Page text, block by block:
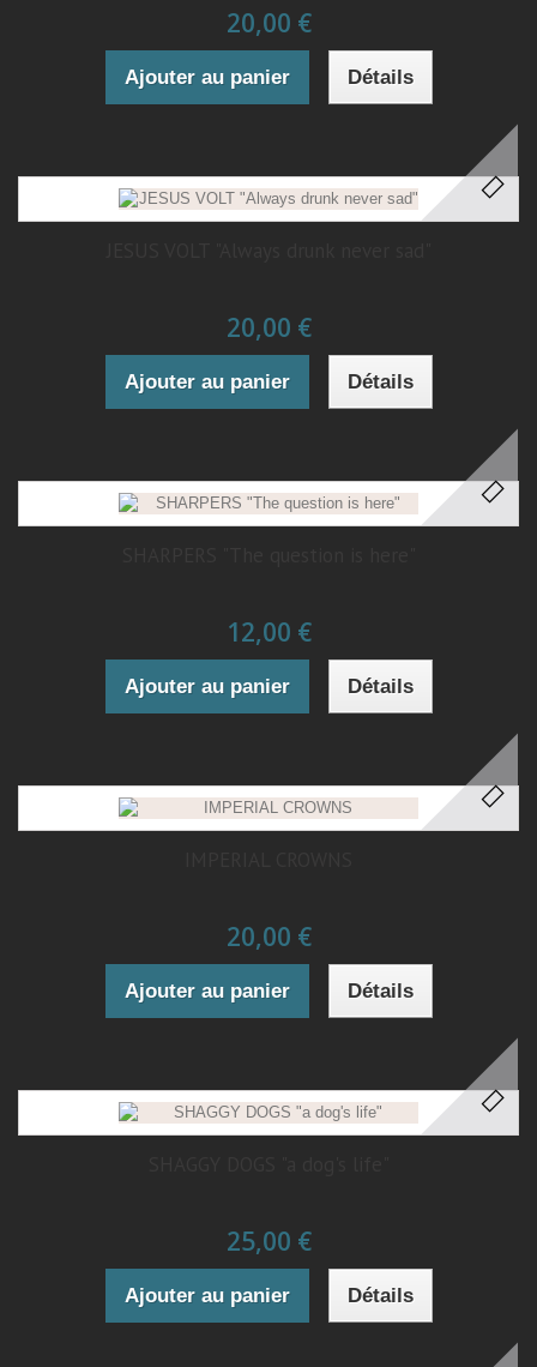
20,00 €
Ajouter au panier Détails
20,00 €
Ajouter au panier Détails
12,00 €
Ajouter au panier Détails
20,00 €
Ajouter au panier Détails
25,00 €
Ajouter au panier Détails